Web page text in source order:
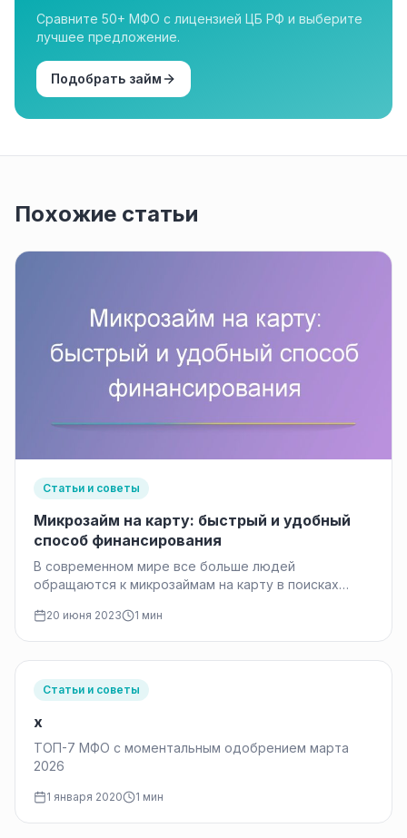
Сравните 50+ МФО с лицензией ЦБ РФ и выберите
лучшее предложение.
Подобрать займ
Похожие статьи
Статьи и советы
Микрозайм на карту: быстрый и удобный
способ финансирования
В современном мире все больше людей
обращаются к микрозаймам на карту в поисках
20 июня 2023 1 мин
Статьи и советы
x
ТОП-7 МФО с моментальным одобрением марта
2026
1 января 2020 1 мин